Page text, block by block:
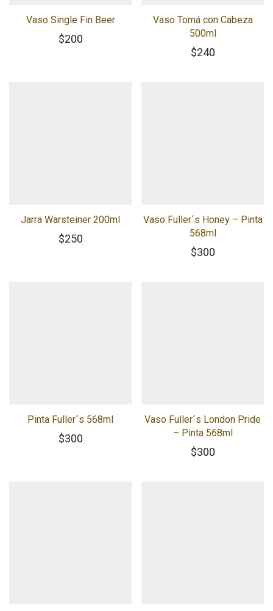
Vaso Single Fin Beer
$200
Vaso Tomá con Cabeza
500ml
$240
Jarra Warsteiner 200ml
$250
Vaso Fuller´s Honey – Pinta
568ml
$300
Pinta Fuller´s 568ml
$300
Vaso Fuller´s London Pride
– Pinta 568ml
$300